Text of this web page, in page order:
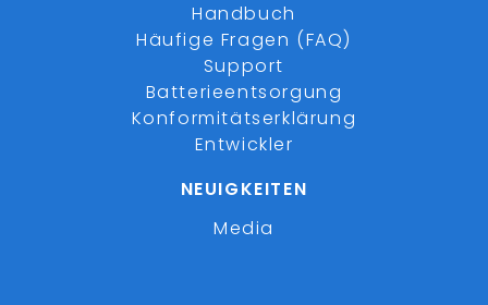
Handbuch
Häufige Fragen (FAQ)
Support
Batterieentsorgung
Konformitätserklärung
Entwickler
NEUIGKEITEN
Media